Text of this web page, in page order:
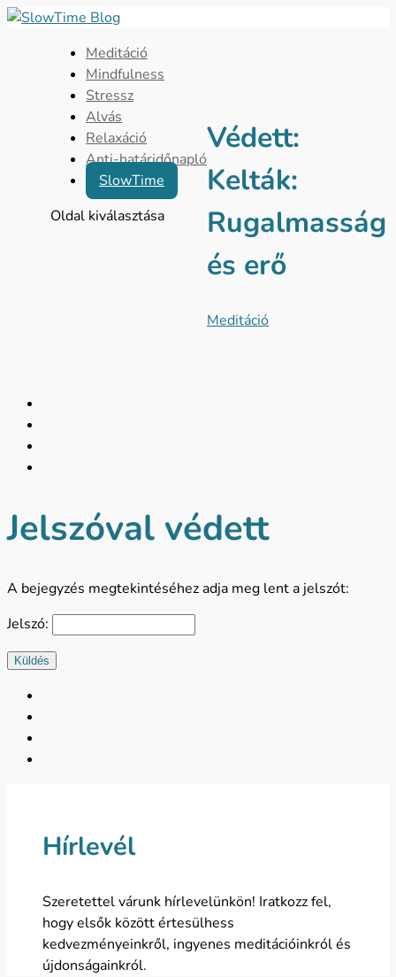
Meditáció
Mindfulness
Stressz
Alvás
Relaxáció
Anti-határidőnapló
SlowTime
Oldal kiválasztása
Védett:
Kelták:
Rugalmasság
és erő
Meditáció
Jelszóval védett
A bejegyzés megtekintéséhez adja meg lent a jelszót:
Jelszó:
Küldés
Hírlevél
Szeretettel várunk hírlevelünkön! Iratkozz fel,
hogy elsők között értesülhess
kedvezményeinkről, ingyenes meditációinkról és
újdonságainkról.